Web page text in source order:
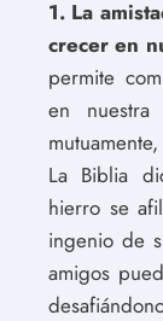
1. La
crecer en
permite
en nuestra
La Biblia
hierro se
ingenio de
amigos